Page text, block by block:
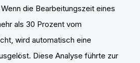
die Bearbeitungszeit eines
als 30 Prozent vom
wird automatisch eine
Diese Analyse führte zur